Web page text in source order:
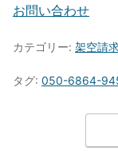
お問い合わせ
カテゴリー: 架空請
タグ: 050-6864-